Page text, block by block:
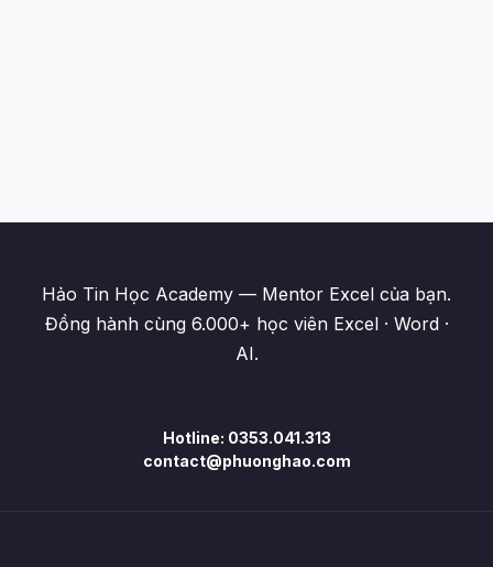
Hảo Tin Học Academy — Mentor Excel của bạn.
Đồng hành cùng 6.000+ học viên Excel · Word ·
AI.
Hotline: 0353.041.313
contact@phuonghao.com